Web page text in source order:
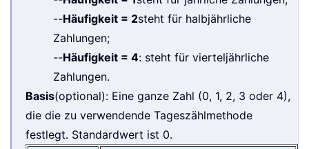
--Häufigkeit = 2steht für halbjährliche
Zahlungen;
--Häufigkeit = 4: steht für vierteljährliche
Zahlungen.
Basis(optional): Eine ganze Zahl (0, 1, 2, 3 oder 4),
die die zu verwendende Tageszählmethode
festlegt. Standardwert ist 0.